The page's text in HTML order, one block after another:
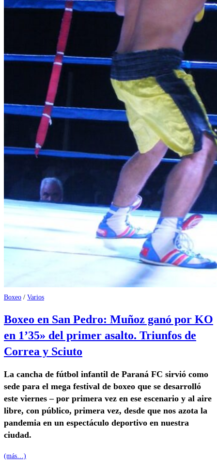
Boxeo / Varios
Boxeo en San Pedro: Muñoz ganó por KO
en 1’35» del primer asalto. Triunfos de
Correa y Sciuto
La cancha de fútbol infantil de Paraná FC sirvió como
sede para el mega festival de boxeo que se desarrolló
este viernes – por primera vez en ese escenario y al aire
libre, con público, primera vez, desde que nos azota la
pandemia en un espectáculo deportivo en nuestra
ciudad.
(más…)